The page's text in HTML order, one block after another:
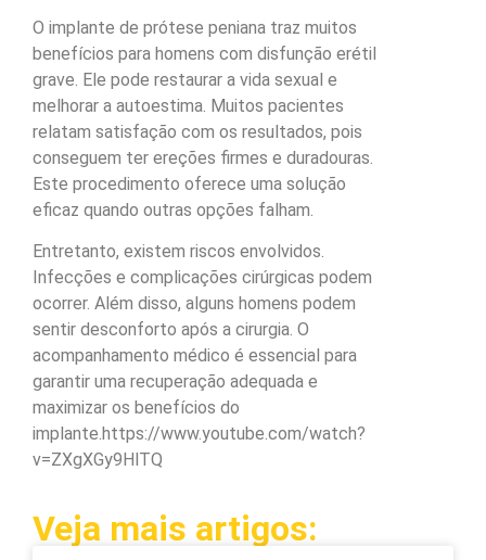
O implante de prótese peniana traz muitos
benefícios para homens com disfunção erétil
grave. Ele pode restaurar a vida sexual e
melhorar a autoestima. Muitos pacientes
relatam satisfação com os resultados, pois
conseguem ter ereções firmes e duradouras.
Este procedimento oferece uma solução
eficaz quando outras opções falham.
Entretanto, existem riscos envolvidos.
Infecções e complicações cirúrgicas podem
ocorrer. Além disso, alguns homens podem
sentir desconforto após a cirurgia. O
acompanhamento médico é essencial para
garantir uma recuperação adequada e
maximizar os benefícios do
implante.https://www.youtube.com/watch?
v=ZXgXGy9HlTQ
Veja mais artigos: